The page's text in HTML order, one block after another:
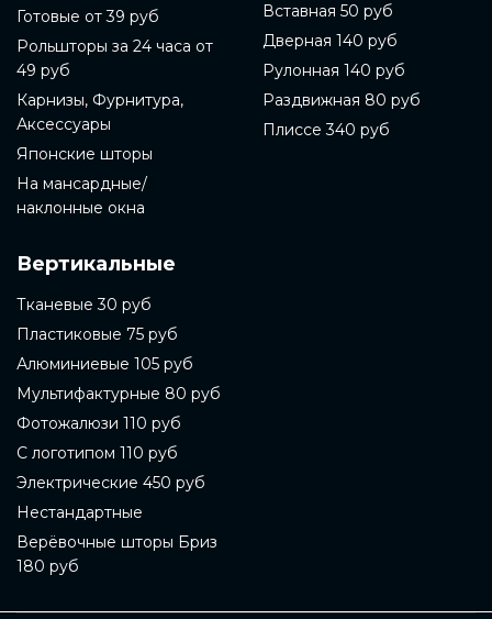
Готовые от 39 руб
Рольшторы за 24 часа от
49 руб
Карнизы, Фурнитура,
Аксессуары
Японские шторы
На мансардные/
наклонные окна
Вертикальные
Тканевые 30 руб
Пластиковые 75 руб
Алюминиевые 105 руб
Мультифактурные 80 руб
Фотожалюзи 110 руб
С логотипом 110 руб
Электрические 450 руб
Нестандартные
Верёвочные шторы Бриз
180 руб
Вставная 50 руб
Дверная 140 руб
Рулонная 140 руб
Раздвижная 80 руб
Плиссе 340 руб